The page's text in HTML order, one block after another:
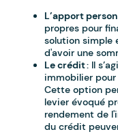
L’apport
propres pour
solution simple
d'avoir une
Le crédit: Il
immobilier pour
Cette option
levier évoqué
rendement de
du crédit